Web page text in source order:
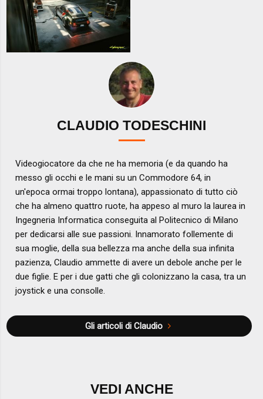
CLAUDIO TODESCHINI
Videogiocatore da che ne ha memoria (e da quando ha
messo gli occhi e le mani su un Commodore 64, in
un'epoca ormai troppo lontana), appassionato di tutto ciò
che ha almeno quattro ruote, ha appeso al muro la laurea in
Ingegneria Informatica conseguita al Politecnico di Milano
per dedicarsi alle sue passioni. Innamorato follemente di
sua moglie, della sua bellezza ma anche della sua infinita
pazienza, Claudio ammette di avere un debole anche per le
due figlie. E per i due gatti che gli colonizzano la casa, tra un
joystick e una consolle.
Gli articoli di Claudio
VEDI ANCHE